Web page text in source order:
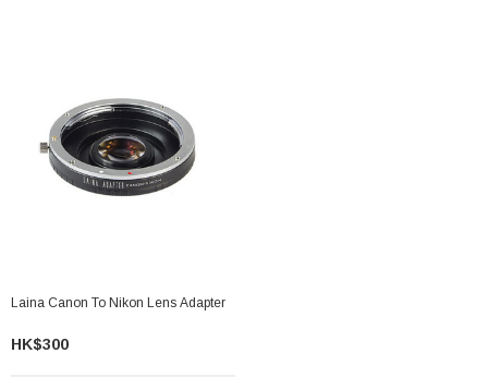
Laina Canon To Nikon Lens Adapter
HK$300